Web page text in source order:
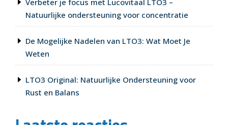
Verbeter je focus met Lucovitaal LTO3 –
Natuurlijke ondersteuning voor concentratie
De Mogelijke Nadelen van LTO3: Wat Moet Je
Weten
LTO3 Original: Natuurlijke Ondersteuning voor
Rust en Balans